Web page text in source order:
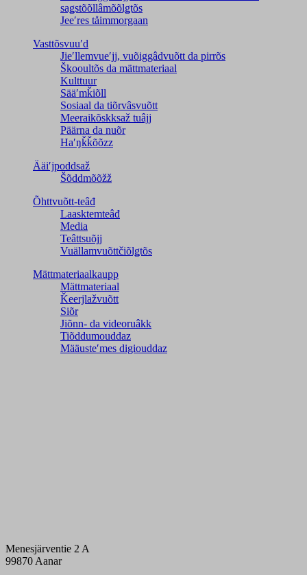
saǥstõõllâmõõlǥtõs
Jeeʹres tåimmorgaan
Vasttõsvuuʹd
Jieʹllemvueʹjj, vuõiggâdvuõtt da pirrõs
Škooultõs da mättmateriaal
Kulttuur
Sääʹmǩiõll
Sosiaal da tiõrvâsvuõtt
Meeraikõskksaž tuâjj
Päärna da nuõr
Haʹŋǩǩõõzz
Ääiʹjpoddsaž
Šõddmõõžž
Õhttvuõtt-teâđ
Laasktemteâđ
Media
Teâttsuõjj
Vuällamvuõttčiõlǥtõs
Mättmateriaalkaupp
Mättmateriaal
Ǩeerjlažvuõtt
Siõr
Jiõnn- da videoruâkk
Tiõddumouddaz
Määusteʹmes digiouddaz
Menesjärventie 2 A
99870 Aanar